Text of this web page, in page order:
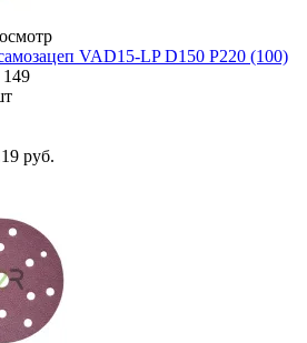
VAD15-LP D150 P220 (100)
руб.